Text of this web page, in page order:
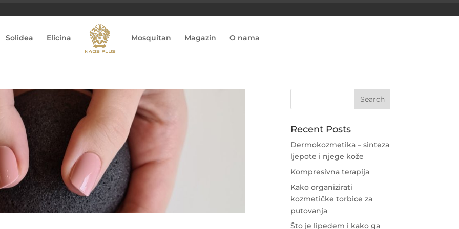
Solidea Elicina Mosquitan Magazin O nama
Recent Posts
Dermokozmetika – sinteza
ljepote i njege kože
Kompresivna terapija
Kako organizirati
kozmetičke torbice za
putovanja
Što je lipedem i kako ga